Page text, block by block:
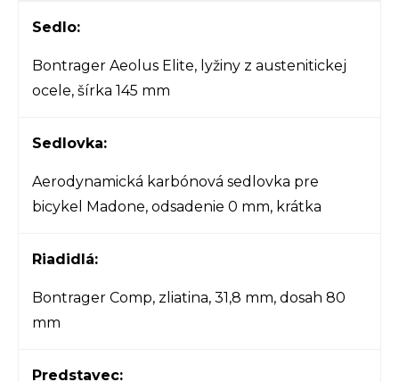
Sedlo:
Bontrager Aeolus Elite, lyžiny z austenitickej
ocele, šírka 145 mm
Sedlovka:
Aerodynamická karbónová sedlovka pre
bicykel Madone, odsadenie 0 mm, krátka
Riadidlá:
Bontrager Comp, zliatina, 31,8 mm, dosah 80
mm
Predstavec: